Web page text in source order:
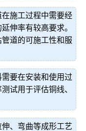
施工过程中需要经
伸率有较高要求。
道的可施工性和服
要在安装和使用过
试用于评估铜线、
、弯曲等成形工艺